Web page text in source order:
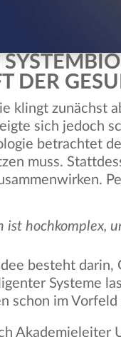
DER
klingt zunächst
sich jedoch
betrachtet
muss.
ist hochkomplex,
besteht darin,
Systeme
schon im
Akademieleiter